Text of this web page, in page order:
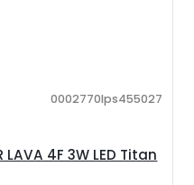
LAVA 4F 3W LED Titan
0002770lps455027